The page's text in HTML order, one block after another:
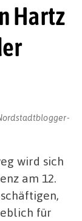
Hartz
wird sich
am 12.
für